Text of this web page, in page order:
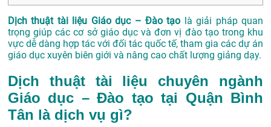
Dịch thuật tài liệu Giáo dục – Đào tạo là giải pháp quan
trọng giúp các cơ sở giáo dục và đơn vị đào tạo trong khu
vực dễ dàng hợp tác với đối tác quốc tế, tham gia các dự án
giáo dục xuyên biên giới và nâng cao chất lượng giảng dạy.
Dịch thuật tài liệu chuyên ngành
Giáo dục – Đào tạo tại Quận Bình
Tân là dịch vụ gì?